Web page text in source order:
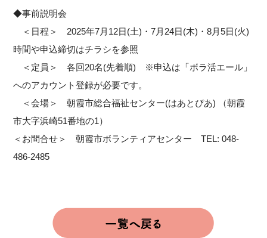
◆事前説明会
＜日程＞ 2025年7月12日(土)・7月24日(木)・8月5日(火)
時間や申込締切はチラシを参照
＜定員＞ 各回20名(先着順) ※申込は「ボラ活エール」
へのアカウント登録が必要です。
＜会場＞ 朝霞市総合福祉センター(はあとぴあ) （朝霞
市大字浜崎51番地の1）
＜お問合せ＞ 朝霞市ボランティアセンター TEL: 048-
486-2485